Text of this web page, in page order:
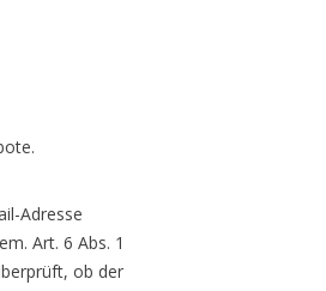
Adresse
Art. 6 Abs. 1
ob der